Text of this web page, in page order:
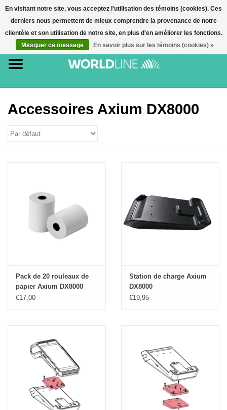
0 Article(s) - €0,00
Accueil
Terminaux de paiement
E-commerce
Accessoires Axium DX8000
Pack de 20 rouleaux de
papier Axium DX8000
€17,00
Station de charge Axium
DX8000
€19,95
En visitant notre site, vous acceptez l'utilisation des témoins (cookies). Ces
derniers nous permettent de mieux comprendre la provenance de notre
clientèle et son utilisation de notre site, en plus d'en améliorer les fonctions.
Masquer ce message
En savoir plus sur les témoins (cookies) »